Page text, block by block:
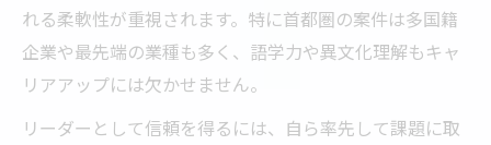
れる柔軟性が重視されます。特に首都圏の案件は多国籍
企業や最先端の業種も多く、語学力や異文化理解もキャ
リアアップには欠かせません。
リーダーとして信頼を得るには、自ら率先して課題に取